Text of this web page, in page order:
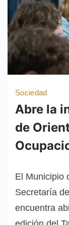
Sociedad
Abre la
de
El Municipio
Secretaría
encuentra